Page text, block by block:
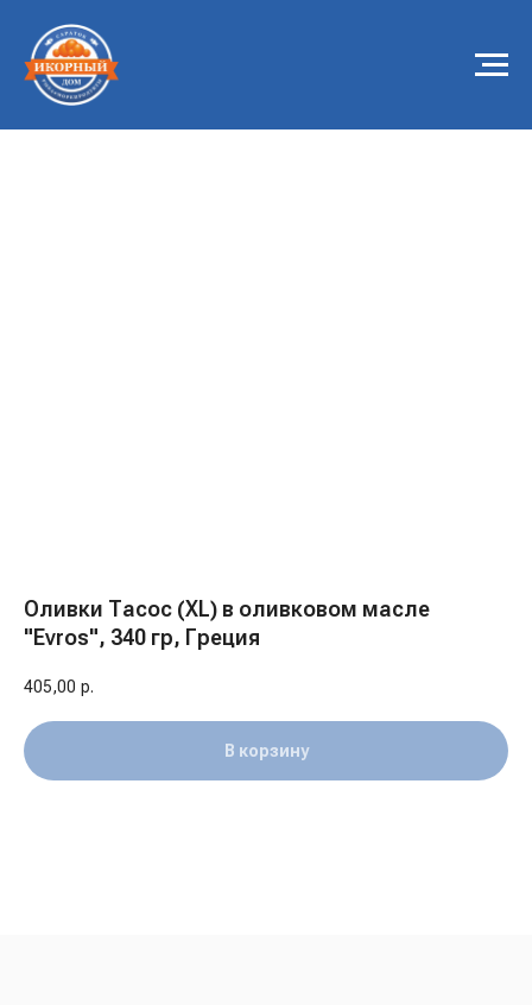
Оливки Тасос (XL) в оливковом масле
"Evros", 340 гр, Греция
405,00 р.
В корзину